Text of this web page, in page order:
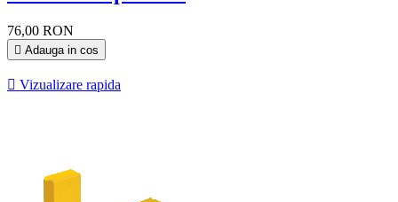
76,00 RON
 Adauga in cos
 Vizualizare rapida